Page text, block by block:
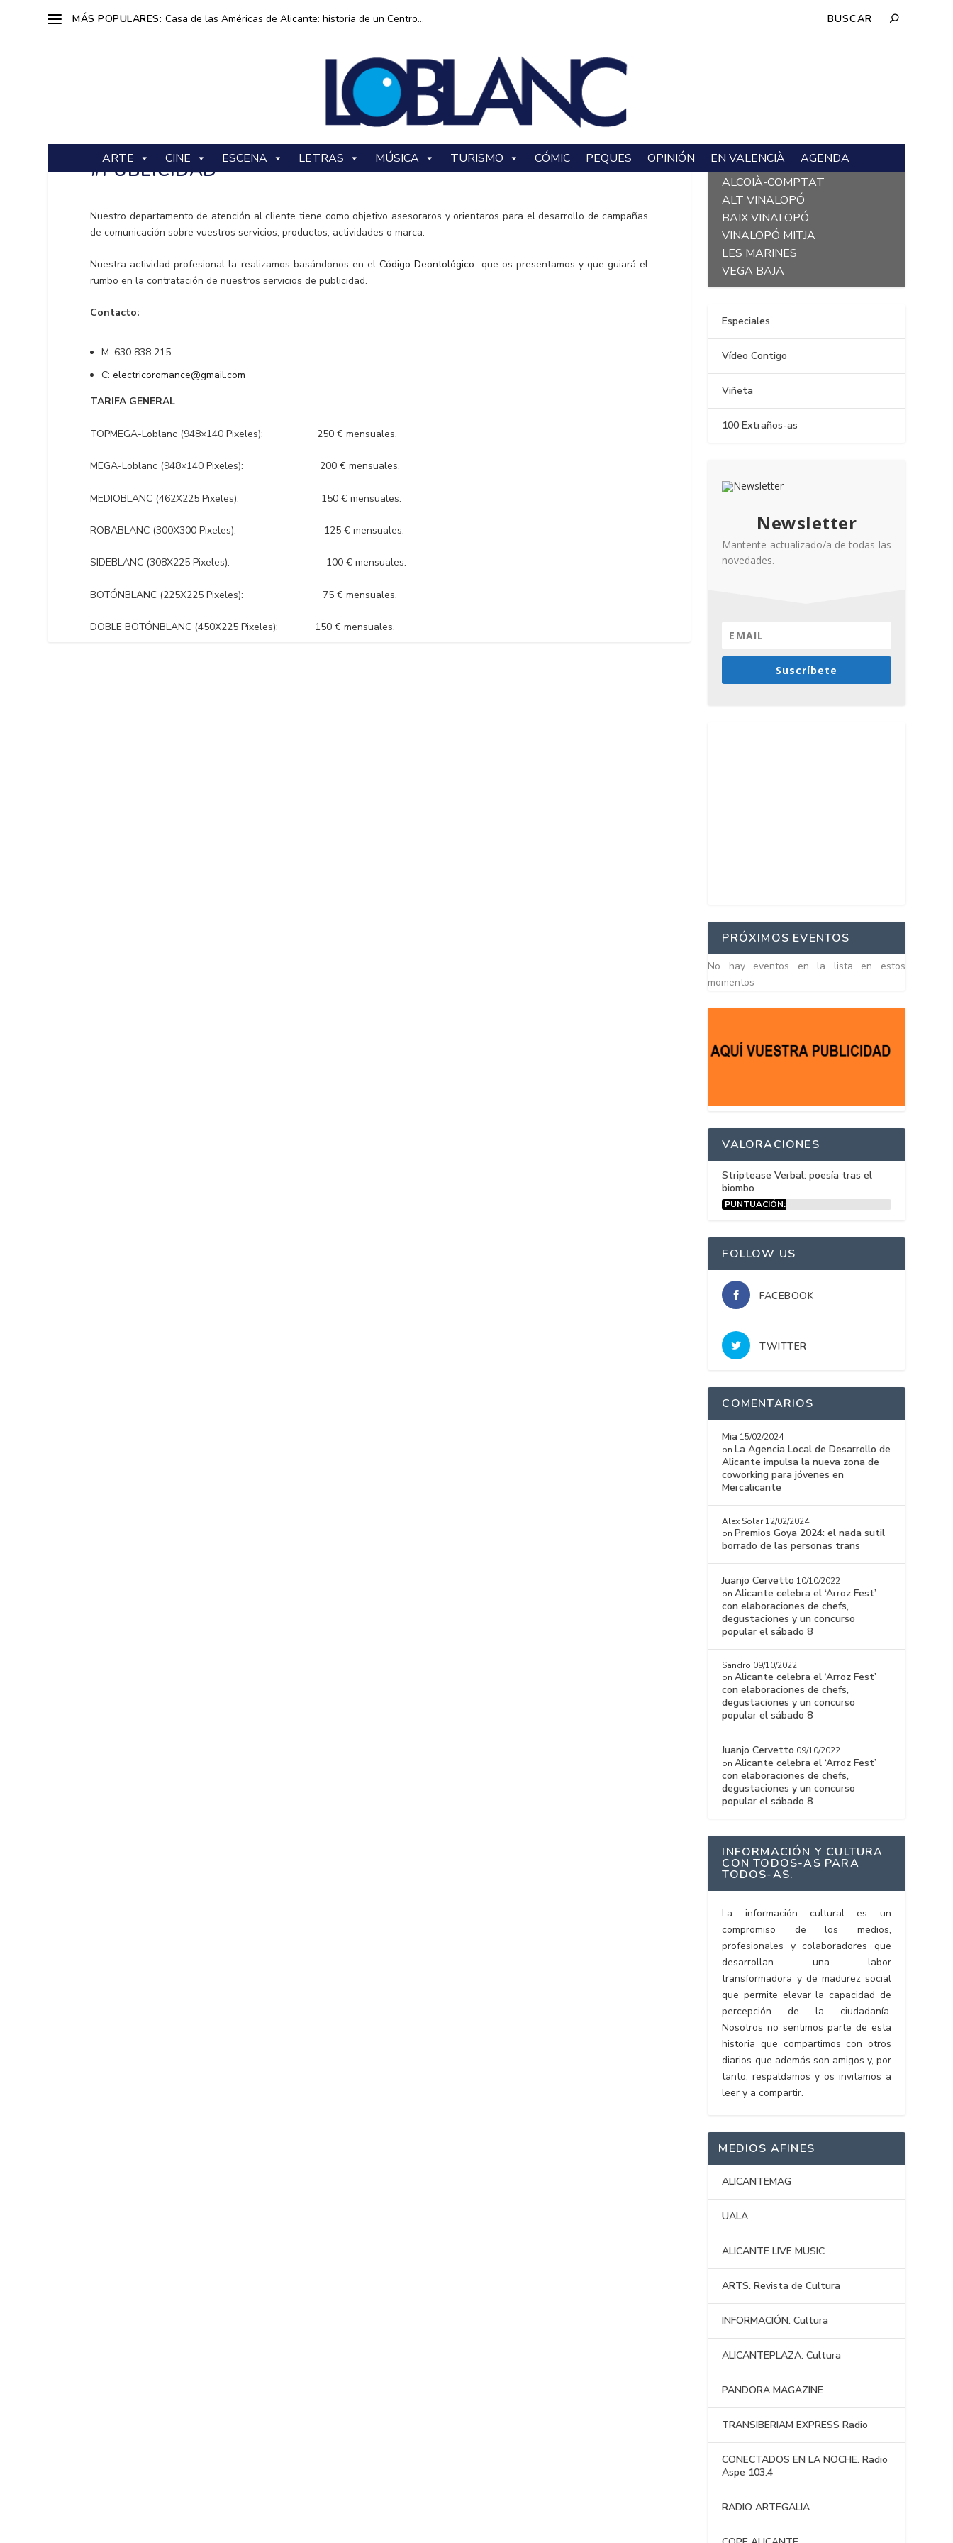
MÁS POPULARES: Casa de las Américas de Alicante: historia de un Centro...
ARTE CINE ESCENA LETRAS MÚSICA TURISMO CÓMIC PEQUES OPINIÓN EN VALENCIÀ AGENDA
#PUBLICIDAD
Nuestro departamento de atención al cliente tiene como objetivo asesoraros y orientaros para el desarrollo de campañas
de comunicación sobre vuestros servicios, productos, actividades o marca.
Nuestra actividad profesional la realizamos basándonos en el Código Deontológico que os presentamos y que guiará el
rumbo en la contratación de nuestros servicios de publicidad.
Contacto:
M: 630 838 215
C:electricoromance@gmail.com
TARIFA GENERAL
TOPMEGA-Loblanc (948×140 Pixeles): 250 € mensuales.
MEGA-Loblanc (948×140 Pixeles): 200 € mensuales.
MEDIOBLANC (462X225 Pixeles): 150 € mensuales.
ROBABLANC (300X300 Pixeles): 125 € mensuales.
SIDEBLANC (308X225 Pixeles): 100 € mensuales.
BOTÓNBLANC (225X225 Pixeles): 75 € mensuales.
DOBLE BOTÓNBLANC (450X225 Pixeles): 150 € mensuales.
L´ALACANTÍ
ALCOIÀ-COMPTAT
ALT VINALOPÓ
BAIX VINALOPÓ
VINALOPÓ MITJA
LES MARINES
VEGA BAJA
Especiales
Vídeo Contigo
Viñeta
100 Extraños-as
Newsletter
Mantente actualizado/a de todas las
novedades.
Suscríbete
PRÓXIMOS EVENTOS
No hay eventos en la lista en estos
momentos
VALORACIONES
Striptease Verbal: poesía tras el
biombo
PUNTUACIÓN:
FOLLOW US
FACEBOOK
TWITTER
COMENTARIOS
Mia 15/02/2024
on La Agencia Local de Desarrollo de
Alicante impulsa la nueva zona de
coworking para jóvenes en
Mercalicante
Alex Solar 12/02/2024
on Premios Goya 2024: el nada sutil
borrado de las personas trans
Juanjo Cervetto 10/10/2022
onAlicante celebra el ‘Arroz Fest’
con elaboraciones de chefs,
degustaciones y un concurso
popular el sábado 8
Sandro 09/10/2022
onAlicante celebra el ‘Arroz Fest’
con elaboraciones de chefs,
degustaciones y un concurso
popular el sábado 8
Juanjo Cervetto 09/10/2022
onAlicante celebra el ‘Arroz Fest’
con elaboraciones de chefs,
degustaciones y un concurso
popular el sábado 8
INFORMACIÓN Y CULTURA
CON TODOS-AS PARA
TODOS-AS.
La información cultural es un
compromiso de los medios,
profesionales y colaboradores que
desarrollan una labor
transformadora y de madurez social
que permite elevar la capacidad de
percepción de la ciudadanía.
Nosotros no sentimos parte de esta
historia que compartimos con otros
diarios que además son amigos y, por
tanto, respaldamos y os invitamos a
leer y a compartir.
MEDIOS AFINES
ALICANTEMAG
UALA
ALICANTE LIVE MUSIC
ARTS. Revista de Cultura
INFORMACIÓN. Cultura
ALICANTEPLAZA. Cultura
PANDORA MAGAZINE
TRANSIBERIAM EXPRESS Radio
CONECTADOS EN LA NOCHE. Radio
Aspe 103.4
RADIO ARTEGALIA